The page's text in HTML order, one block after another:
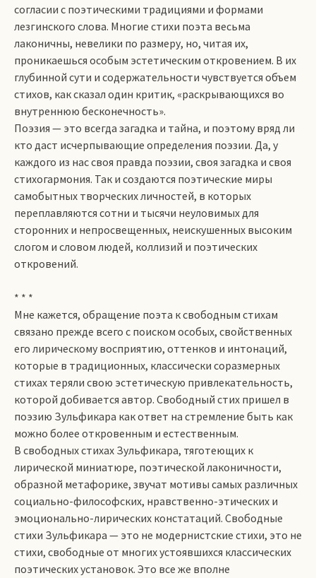
согласии с поэтическими традициями и формами
лезгинского слова. Многие стихи поэта весьма
лаконичны, невелики по размеру, но, читая их,
проникаешься особым эстетическим откровением. В их
глубинной сути и содержательности чувствуется объем
стихов, как сказал один критик, «раскрывающихся во
внутреннюю бесконечность».
Поэзия — это всегда загадка и тайна, и поэтому вряд ли
кто даст исчерпывающие определения поэзии. Да, у
каждого из нас своя правда поэзии, своя загадка и своя
стихогармония. Так и создаются поэтические миры
самобытных творческих личностей, в которых
переплавляются сотни и тысячи неуловимых для
сторонних и непросвещенных, неискушенных высоким
слогом и словом людей, коллизий и поэтических
откровений.
* * *
Мне кажется, обращение поэта к свободным стихам
связано прежде всего с поиском особых, свойственных
его лирическому восприятию, оттенков и интонаций,
которые в традиционных, классически соразмерных
стихах теряли свою эстетическую привлекательность,
которой добивается автор. Свободный стих пришел в
поэзию Зульфикара как ответ на стремление быть как
можно более откровенным и естественным.
В свободных стихах Зульфикара, тяготеющих к
лирической миниатюре, поэтической лаконичности,
образной метафорике, звучат мотивы самых различных
социально-философских, нравственно-этических и
эмоционально-лирических констатаций. Свободные
стихи Зульфикара — это не модернистские стихи, это не
стихи, свободные от многих устоявшихся классических
поэтических установок. Это все же вполне